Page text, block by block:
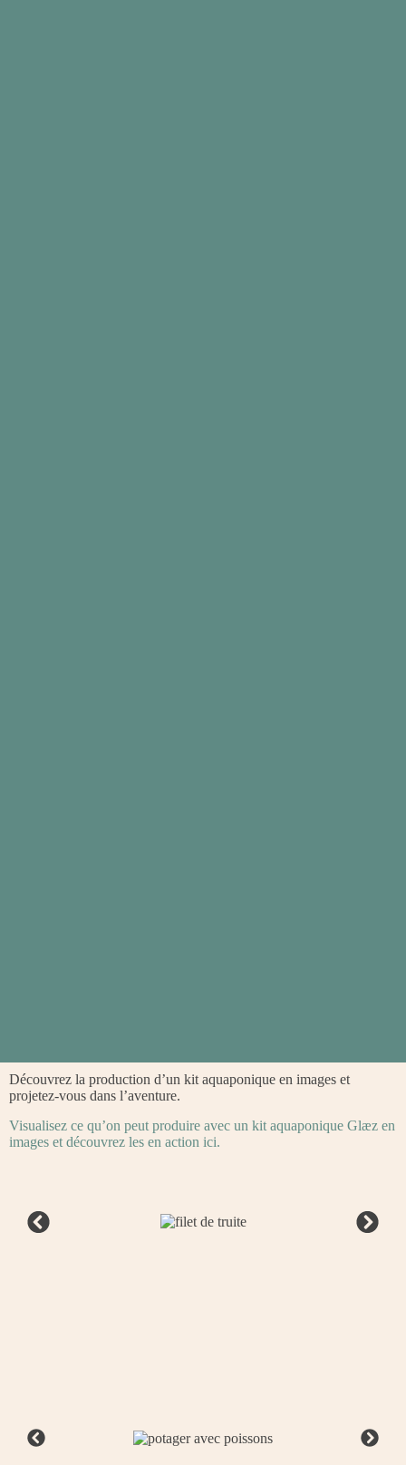
Découvrez la production d’un kit aquaponique en images et
projetez-vous dans l’aventure.
Visualisez ce qu’on peut produire avec un kit aquaponique Glæz en
images et découvrez les en action ici.